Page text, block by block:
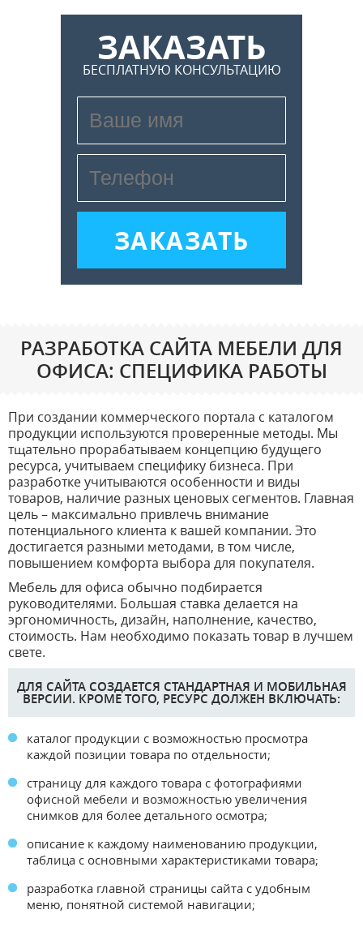
ЗАКАЗАТЬ
БЕСПЛАТНУЮ КОНСУЛЬТАЦИЮ
ЗАКАЗАТЬ
РАЗРАБОТКА САЙТА МЕБЕЛИ ДЛЯ
ОФИСА: СПЕЦИФИКА РАБОТЫ
При создании коммерческого портала с каталогом
продукции используются проверенные методы. Мы
тщательно прорабатываем концепцию будущего
ресурса, учитываем специфику бизнеса. При
разработке учитываются особенности и виды
товаров, наличие разных ценовых сегментов. Главная
цель – максимально привлечь внимание
потенциального клиента к вашей компании. Это
достигается разными методами, в том числе,
повышением комфорта выбора для покупателя.
Мебель для офиса обычно подбирается
руководителями. Большая ставка делается на
эргономичность, дизайн, наполнение, качество,
стоимость. Нам необходимо показать товар в лучшем
свете.
ДЛЯ САЙТА СОЗДАЕТСЯ СТАНДАРТНАЯ И МОБИЛЬНАЯ
ВЕРСИИ. КРОМЕ ТОГО, РЕСУРС ДОЛЖЕН ВКЛЮЧАТЬ:
каталог продукции с возможностью просмотра
каждой позиции товара по отдельности;
страницу для каждого товара с фотографиями
офисной мебели и возможностью увеличения
снимков для более детального осмотра;
описание к каждому наименованию продукции,
таблица с основными характеристиками товара;
разработка главной страницы сайта с удобным
меню, понятной системой навигации;